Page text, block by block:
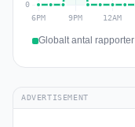
Globalt antal rapporter
ADVERTISEMENT